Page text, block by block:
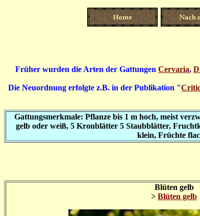
Früher wurden die Arten der Gattungen Cervaria,
Die Neuordnung erfolgte z.B. in der Publikation "
Gattungsmerkmale: Pflanze bis 1 m hoch, meist
gelb oder weiß, 5 Kronblätter 5 Staubblätter,
klein, Früchte
Blüten gelb
> Blüten gelb